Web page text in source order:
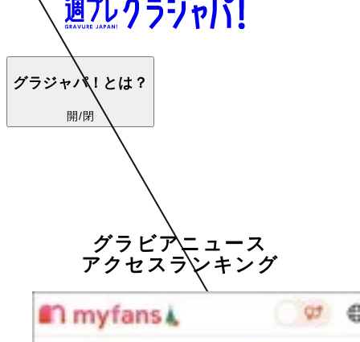
グラジャパ！とは？
開/閉
グラビアニュース
アクセスランキング